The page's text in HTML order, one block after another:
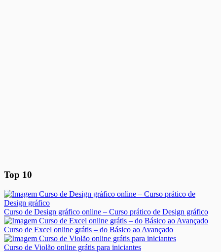
Top 10
Curso de Design gráfico online – Curso prático de Design gráfico
Curso de Excel online grátis – do Básico ao Avançado
Curso de Violão online grátis para iniciantes